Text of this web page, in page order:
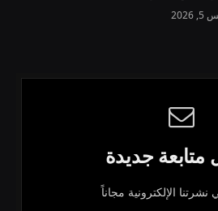
متابعة جديدة
الإلكترونية مجاناً